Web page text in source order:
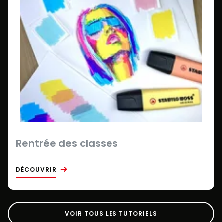
Rentrée des classes
DÉCOUVRIR
VOIR TOUS LES TUTORIELS